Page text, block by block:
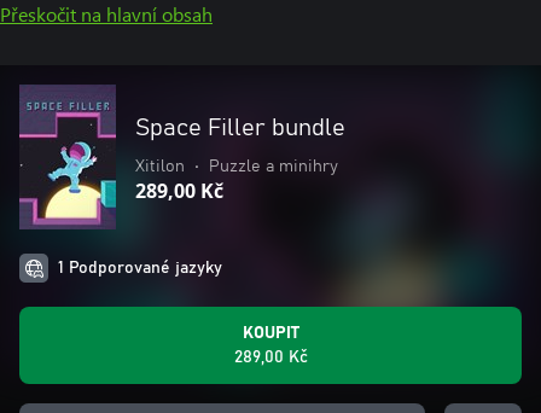
Přeskočit na hlavní obsah
Space Filler bundle
Xitilon • Puzzle a minihry
289,00 Kč
1 Podporované jazyky
KOUPIT
289,00 Kč